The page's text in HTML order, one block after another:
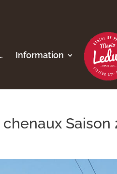
Information
Saison